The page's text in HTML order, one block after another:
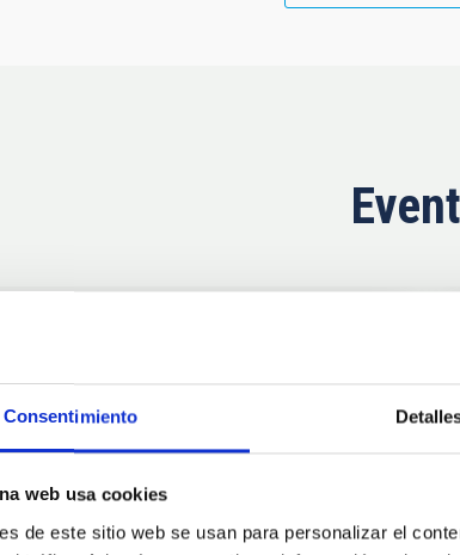
Consentimiento
web usa cookies
de este sitio web se usan para personalizar el
08
AUG 26
11
AUG 26